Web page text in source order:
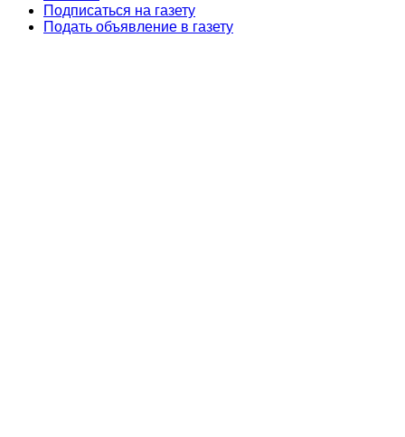
Подписаться на газету
Подать объявление в газету